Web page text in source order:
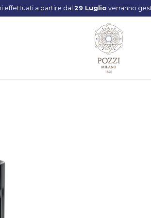
effettuati a partire dal 29 Luglio verranno